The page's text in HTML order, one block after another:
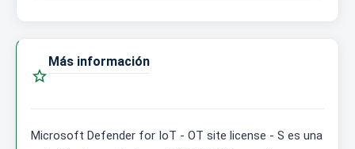

Más información
Microsoft Defender for IoT - OT site license - S es una